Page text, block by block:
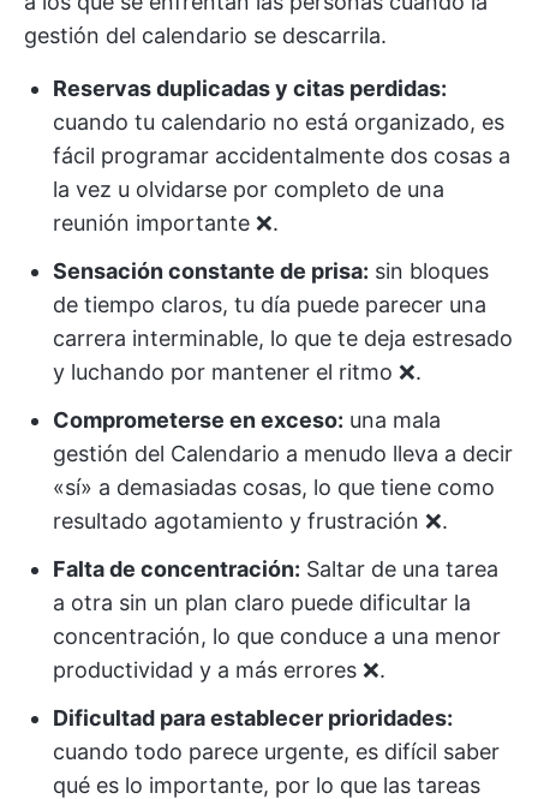
gestión del calendario se descarrila.
Reservas duplicadas y citas perdidas:
cuando tu calendario no está organizado, es
fácil programar accidentalmente dos cosas a
la vez u olvidarse por completo de una
reunión importante ❌.
Sensación constante de prisa: sin bloques
de tiempo claros, tu día puede parecer una
carrera interminable, lo que te deja estresado
y luchando por mantener el ritmo ❌.
Comprometerse en exceso: una mala
gestión del Calendario a menudo lleva a decir
«sí» a demasiadas cosas, lo que tiene como
resultado agotamiento y frustración ❌.
Falta de concentración: Saltar de una tarea
a otra sin un plan claro puede dificultar la
concentración, lo que conduce a una menor
productividad y a más errores ❌.
Dificultad para establecer prioridades:
cuando todo parece urgente, es difícil saber
qué es lo importante, por lo que las tareas